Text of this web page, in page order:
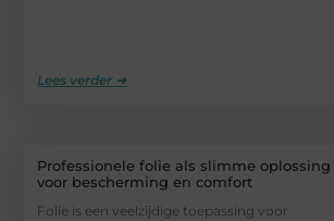
Lees verder ➜
Professionele folie als slimme oplossing
voor bescherming en comfort
Folie is een veelzijdige toepassing voor